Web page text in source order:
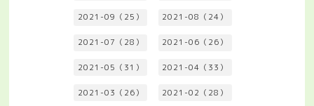
2021-09（25） 2021-08（24）
2021-07（28） 2021-06（26）
2021-05（31） 2021-04（33）
2021-03（26） 2021-02（28）